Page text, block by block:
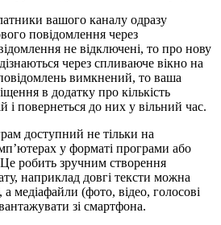
вашого каналу одразу
повідомлення через
не відключені, то про нову
через спливаюче вікно на
вимкнений, то ваша
в додатку про кількість
і повернеться до них у вільний час.
доступний не тільки на
у форматі програми або
Це робить зручним створення
наприклад довгі тексти можна
медіафайли (фото, відео, голосові
зі смартфона.